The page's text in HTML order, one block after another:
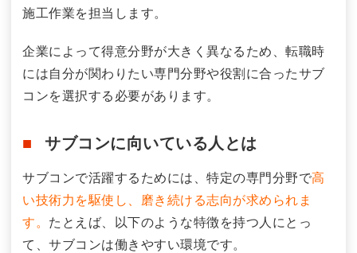
施工作業を担当します。
企業によって得意分野が大きく異なるため、転職時
には自分が関わりたい専門分野や役割に合ったサブ
コンを選択する必要があります。
サブコンに向いている人とは
サブコンで活躍するためには、特定の専門分野で高
い技術力を駆使し、磨き続ける志向が求められま
す。 たとえば、以下のような特徴を持つ人にとっ
て、サブコンは働きやすい環境です。